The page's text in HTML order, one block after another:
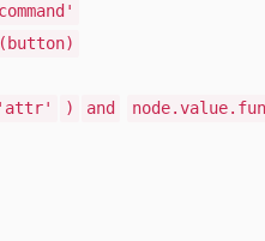
'attr' ) and